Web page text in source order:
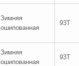
Зимняя
ошипованная
93T
Зимняя
ошипованная
93T